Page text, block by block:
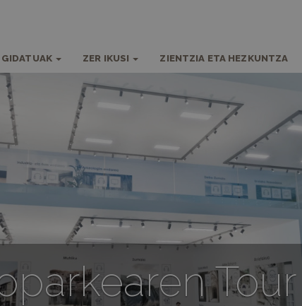
ZER IKUSI ZIENTZIA ETA HEZKUNTZA